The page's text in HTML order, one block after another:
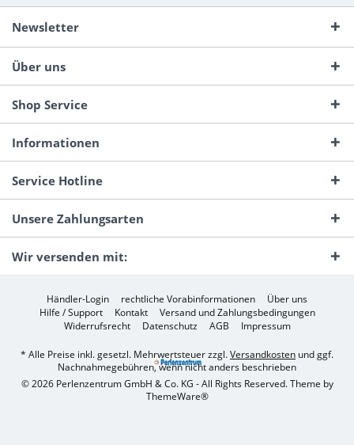
Newsletter
Über uns
Shop Service
Informationen
Service Hotline
Unsere Zahlungsarten
Wir versenden mit:
Händler-Login rechtliche Vorabinformationen
Über uns
Hilfe / Support
Kontakt
Versand und Zahlungsbedingungen
Widerrufsrecht
Datenschutz AGB Impressum
* Alle Preise inkl. gesetzl. Mehrwertsteuer zzgl.Versandkosten und ggf.
Nachnahmegebühren, wenn nicht anders beschrieben
© 2026 Perlenzentrum GmbH & Co. KG - All Rights Reserved. Theme by
ThemeWare®